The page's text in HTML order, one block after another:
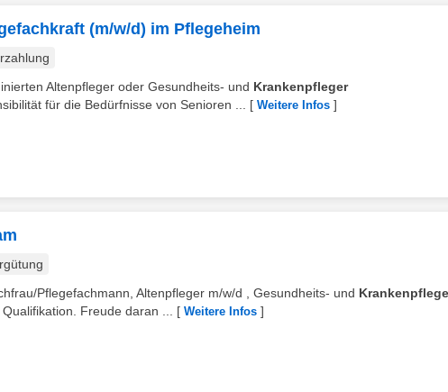
(m/w/d) im Pflegeheim
Altenpfleger oder Gesundheits- und Krankenpfleger
für die Bedürfnisse von Senioren ...
[ Weitere Infos ]
Pflegefachmann, Altenpfleger m/w/d , Gesundheits- und
Freude daran ...
[ Weitere Infos ]